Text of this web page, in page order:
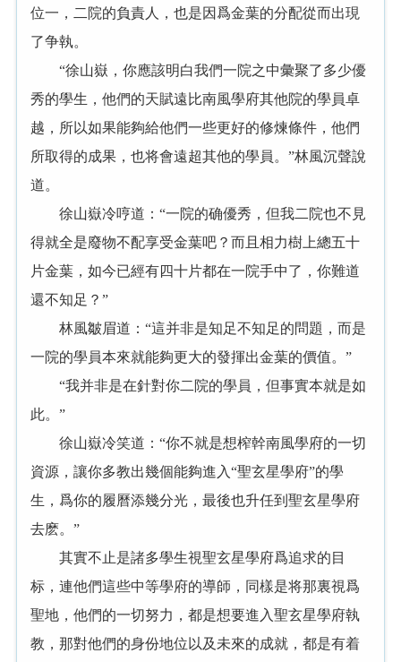
位一，二院的負責人，也是因爲金葉的分配從而出現
了争執。
“徐山嶽，你應該明白我們一院之中彙聚了多少優
秀的學生，他們的天賦遠比南風學府其他院的學員卓
越，所以如果能夠給他們一些更好的修煉條件，他們
所取得的成果，也将會遠超其他的學員。”林風沉聲說
道。
徐山嶽冷哼道：“一院的确優秀，但我二院也不見
得就全是廢物不配享受金葉吧？而且相力樹上總五十
片金葉，如今已經有四十片都在一院手中了，你難道
還不知足？”
林風皺眉道：“這并非是知足不知足的問題，而是
一院的學員本來就能夠更大的發揮出金葉的價值。”
“我并非是在針對你二院的學員，但事實本就是如
此。”
徐山嶽冷笑道：“你不就是想榨幹南風學府的一切
資源，讓你多教出幾個能夠進入“聖玄星學府”的學
生，爲你的履曆添幾分光，最後也升任到聖玄星學府
去麽。”
其實不止是諸多學生視聖玄星學府爲追求的目
标，連他們這些中等學府的導師，同樣是将那裏視爲
聖地，他們的一切努力，都是想要進入聖玄星學府執
教，那對他們的身份地位以及未來的成就，都是有着